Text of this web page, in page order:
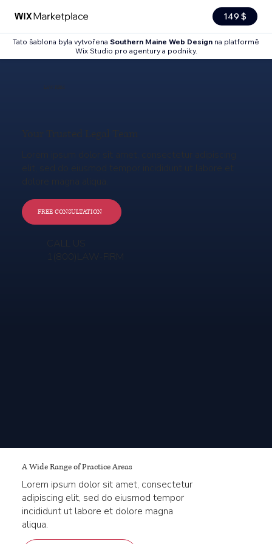
149 $
Tato šablona byla vytvořena Southern Maine Web Design na platformě
Wix Studio pro agentury a podniky.